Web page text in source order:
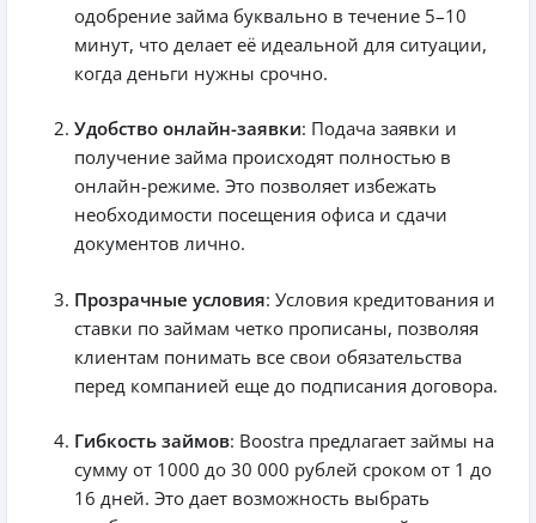
одобрение займа буквально в течение 5–10
минут, что делает её идеальной для ситуации,
когда деньги нужны срочно.
Удобство онлайн-заявки: Подача заявки и
получение займа происходят полностью в
онлайн-режиме. Это позволяет избежать
необходимости посещения офиса и сдачи
документов лично.
Прозрачные условия: Условия кредитования и
ставки по займам четко прописаны, позволяя
клиентам понимать все свои обязательства
перед компанией еще до подписания договора.
Гибкость займов: Boostra предлагает займы на
сумму от 1000 до 30 000 рублей сроком от 1 до
16 дней. Это дает возможность выбрать